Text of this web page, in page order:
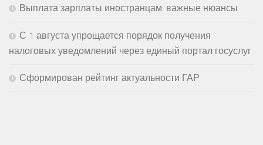
Выплата зарплаты иностранцам: важные нюансы
С 1 августа упрощается порядок получения
налоговых уведомлений через единый портал госуслуг
Сформирован рейтинг актуальности ГАР